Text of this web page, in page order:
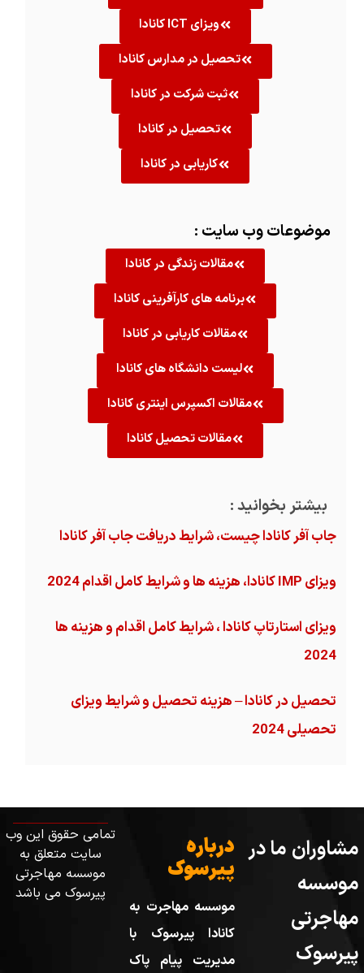
ویزای ICT کانادا
تحصیل در مدارس کانادا
ثبت شرکت در کانادا
تحصیل در کانادا
کاریابی در کانادا
موضوعات وب سایت :
مقالات زندگی در کانادا
برنامه های کارآفرینی کانادا
مقالات کاریابی در کانادا
لیست دانشگاه های کانادا
مقالات اکسپرس اینتری کانادا
مقالات تحصیل کانادا
بیشتر بخوانید :
جاب آفر کانادا چیست، شرایط دریافت جاب آفر کانادا
ویزای IMP کانادا، هزینه ها و شرایط کامل اقدام 2024
ویزای استارتاپ کانادا ، شرایط کامل اقدام و هزینه ها
2024
تحصیل در کانادا – هزینه‌ تحصیل و شرایط ویزای
تحصیلی 2024
مشاوران ما در
موسسه
مهاجرتی
پیرسوک
درباره
پیرسوک
موسسه مهاجرت به
کانادا پیرسوک با
مدیریت پیام پاک
تمامی حقوق این وب
سایت متعلق به
موسسه مهاجرتی
پیرسوک می باشد